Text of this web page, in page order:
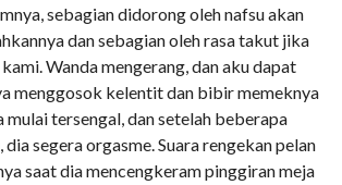
sebagian didorong oleh nafsu akan
dan sebagian oleh rasa takut jika
Wanda mengerang, dan aku dapat
menggosok kelentit dan bibir memeknya
mulai tersengal, dan setelah beberapa
segera orgasme. Suara rengekan pelan
saat dia mencengkeram pinggiran meja